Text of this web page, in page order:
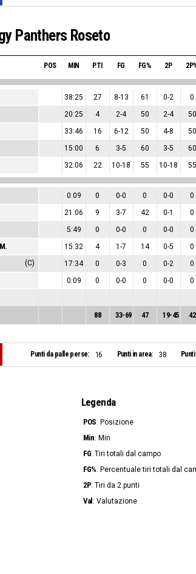
Panthers Roseto
POS MIN P.TI FG FG% 2P
38:25 27 8-13 61 0-2 0
20:25 4 2-4 50 2-4 50
33:46 16 6-12 50 4-8 50
15:00 6 3-5 60 3-5 60
32:06 22 10-18 55 10-18 55
0:09 0 0-0 0 0-0 0
21:06 9 3-7 42 0-1 0
5:49 0 0-0 0 0-0 0
15:32 4 1-7 14 0-5 0
(C) 17:34 0 0-3 0 0-2 0
0:09 0 0-0 0 0-0 0
88 33-69 47 19-45 42
Punti da palle perse: 16 Punti in area: 38
Legenda
POS: Posizione
Min: Min
FG: Tiri totali dal campo
FG%: Percentuale tiri totali dal
2P: Tiri da 2 punti
Val : Valutazione